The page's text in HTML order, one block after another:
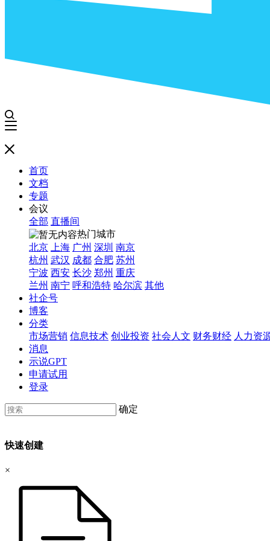
首页
文档
专题
会议
全部 直播间
热门城市
北京
上海 广州 深圳 南京
杭州 武汉 成都 合肥 苏州
宁波 西安 长沙 郑州 重庆
兰州 南宁 呼和浩特 哈尔滨 其他
社企号
博客
分类
市场营销 信息技术 创业投资 社会人文 财务财经 人力资
消息
示说GPT
申请试用
登录
确定
快速创建
×